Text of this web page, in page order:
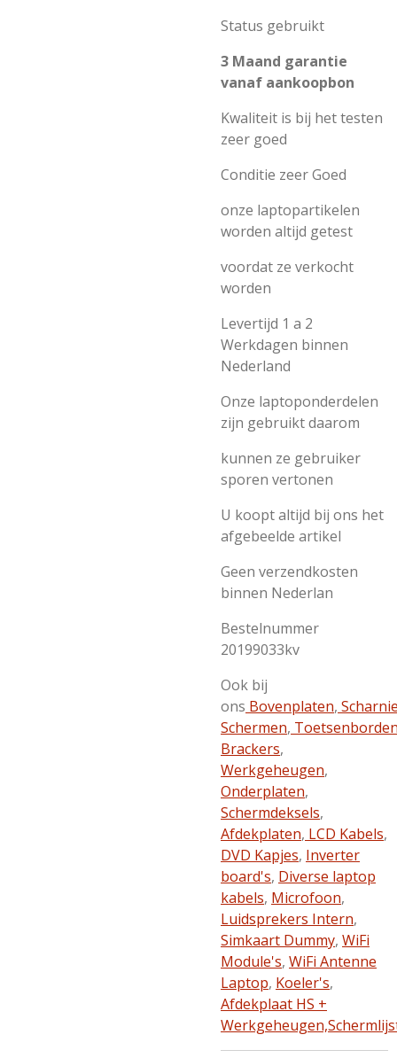
Status gebruikt
3 Maand garantie
vanaf aankoopbon
Kwaliteit is bij het testen
zeer goed
Conditie zeer Goed
onze laptopartikelen
worden altijd getest
voordat ze verkocht
worden
Levertijd 1 a 2
Werkdagen binnen
Nederland
Onze laptoponderdelen
zijn gebruikt daarom
kunnen ze gebruiker
sporen vertonen
U koopt altijd bij ons het
afgebeelde artikel
Geen verzendkosten
binnen Nederlan
Bestelnummer
20199033kv
Ook bij
ons Bovenplaten,
Schermen,
Brackers,
Werkgeheugen,
Onderplaten,
Schermdeksels,
Afdekplaten, LCD Kabels,
DVD Kapjes, Inverter
board's, Diverse laptop
kabels, Microfoon,
Luidsprekers Intern,
Simkaart Dummy, WiFi
Module's, WiFi Antenne
Laptop, Koeler's,
Afdekplaat HS +
Werkgeheugen,